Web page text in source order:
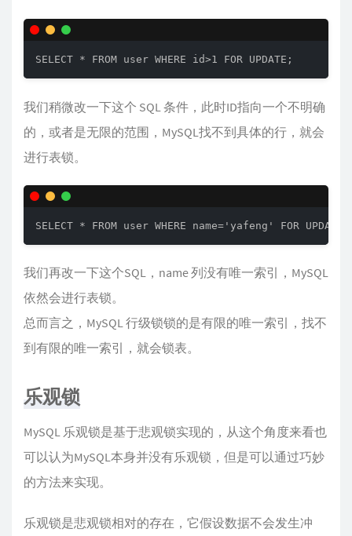
SELECT * FROM user WHERE id>1 FOR UPDATE;
我们稍微改一下这个 SQL 条件，此时ID指向一个不明确
的，或者是无限的范围，MySQL找不到具体的行，就会
进行表锁。
SELECT * FROM user WHERE name='yafeng' FOR UPDATE;
我们再改一下这个SQL，name 列没有唯一索引，MySQL
依然会进行表锁。
总而言之，MySQL 行级锁锁的是有限的唯一索引，找不
到有限的唯一索引，就会锁表。
乐观锁
MySQL 乐观锁是基于悲观锁实现的，从这个角度来看也
可以认为MySQL本身并没有乐观锁，但是可以通过巧妙
的方法来实现。
乐观锁是悲观锁相对的存在，它假设数据不会发生冲